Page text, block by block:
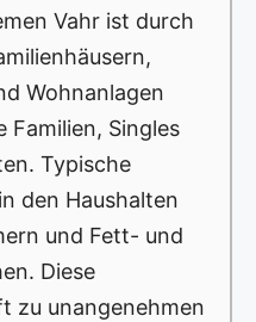
Vahr ist durch
Wohnanlagen
Familien, Singles
Typische
den Haushalten
und Fett- und
Diese
zu unangenehmen